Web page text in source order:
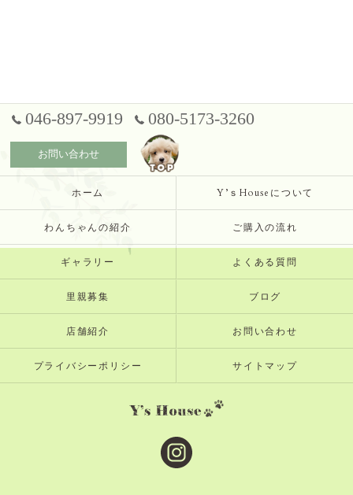
046-897-9919 080-5173-3260
お問い合わせ
ホーム Y’ｓHouseについて
わんちゃんの紹介 ご購入の流れ
ギャラリー よくある質問
里親募集 ブログ
店舗紹介 お問い合わせ
プライバシーポリシー サイトマップ